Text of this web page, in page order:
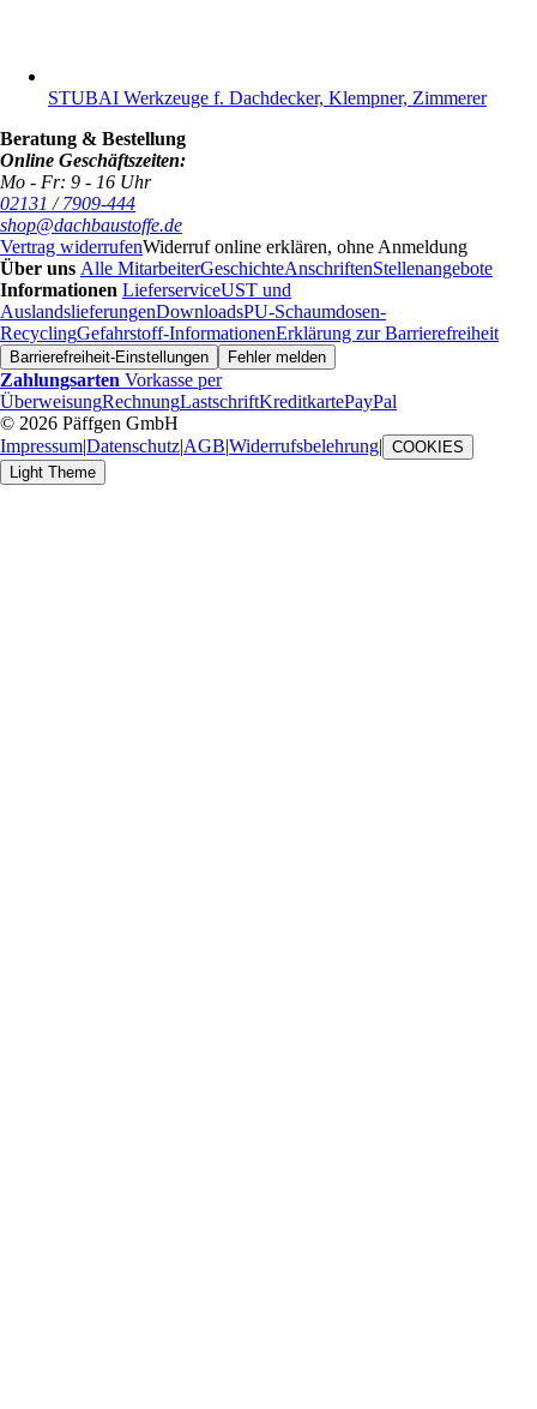
STUBAI Werkzeuge f. Dachdecker, Klempner, Zimmerer
Beratung & Bestellung
Online Geschäftszeiten:
Mo - Fr: 9 - 16 Uhr
02131 / 7909-444
shop@dachbaustoffe.de
Vertrag widerrufenWiderruf online erklären, ohne Anmeldung
Über uns Alle MitarbeiterGeschichteAnschriftenStellenangebote
Informationen LieferserviceUST und
AuslandslieferungenDownloadsPU-Schaumdosen-
RecyclingGefahrstoff-InformationenErklärung zur Barrierefreiheit
Barrierefreiheit-Einstellungen Fehler melden
Zahlungsarten Vorkasse per
ÜberweisungRechnungLastschriftKreditkartePayPal
© 2026 Päffgen GmbH
Impressum|Datenschutz|AGB|Widerrufsbelehrung| COOKIES
Light Theme